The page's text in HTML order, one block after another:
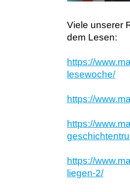
Viele unserer
dem Lesen:
https://
lesewoche/
https://
https://
https://
liegen-2/